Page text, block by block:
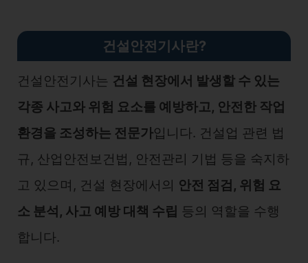
건설안전기사란?
건설안전기사는 건설 현장에서 발생할 수 있는
각종 사고와 위험 요소를 예방하고, 안전한 작업
환경을 조성하는 전문가입니다. 건설업 관련 법
규, 산업안전보건법, 안전관리 기법 등을 숙지하
고 있으며, 건설 현장에서의 안전 점검, 위험 요
소 분석, 사고 예방 대책 수립 등의 역할을 수행
합니다.